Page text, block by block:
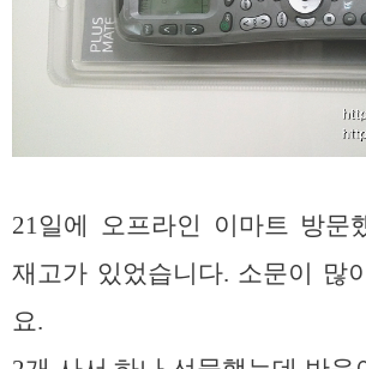
21일에 오프라인 이마트 방문
재고가 있었습니다. 소문이 많
요.